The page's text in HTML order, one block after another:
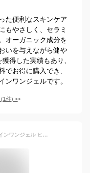
た便利なスキンケア
もやさしく、セラミ
オーガニック成分を
いを与えながら健や
得した実績もあり、
でお得に購入でき、
ンワンジェルです。
(1件) >
ミニヨン オールインワンゲル オールインワンジェル ヒト型セラミド ヒアルロン酸 おすすめ 女性 男性 メンズ 子供 家族 無添加 低刺激 乾燥 敏感肌 クリーム 乳液 化粧水 保湿 育児 妊娠線 予防 高保湿 マタニティ オールインワン 時短コスメ 秋 夏 オールシーズン